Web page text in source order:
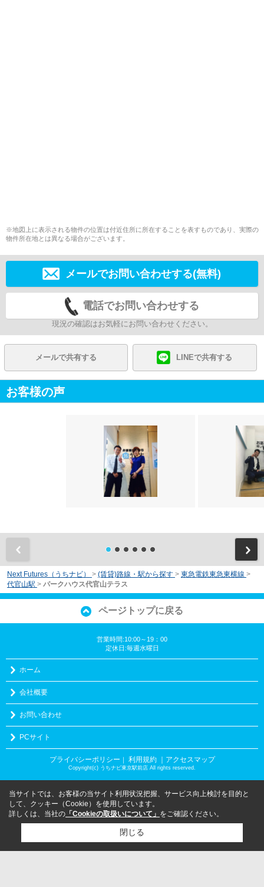
※地図上に表示される物件の位置は付近住所に所在することを表すものであり、実際の
物件所在地とは異なる場合がございます。
メールでお問い合わせする(無料)
電話でお問い合わせする
現況の確認はお気軽にお問い合わせください。
メールで共有する LINEで共有する
お客様の声
Next Futures（うちナビ） > (賃貸)路線・駅から探す > 東急電鉄東急東横線 >
代官山駅 > パークハウス代官山テラス
ページトップに戻る
営業時間:10:00～19：00
定休日:毎週水曜日
ホーム
会社概要
お問い合わせ
PCサイト
プライバシーポリシー 利用規約 ｜アクセスマップ
Copyright(c) うちナビ東京駅前店 All rights reserved.
当サイトでは、お客様の当サイト利用状況把握、サービス向上検討を目的と
して、クッキー（Cookie）を使用しています。
詳しくは、当社の 「Cookieの取扱いについて」 をご確認ください。
閉じる